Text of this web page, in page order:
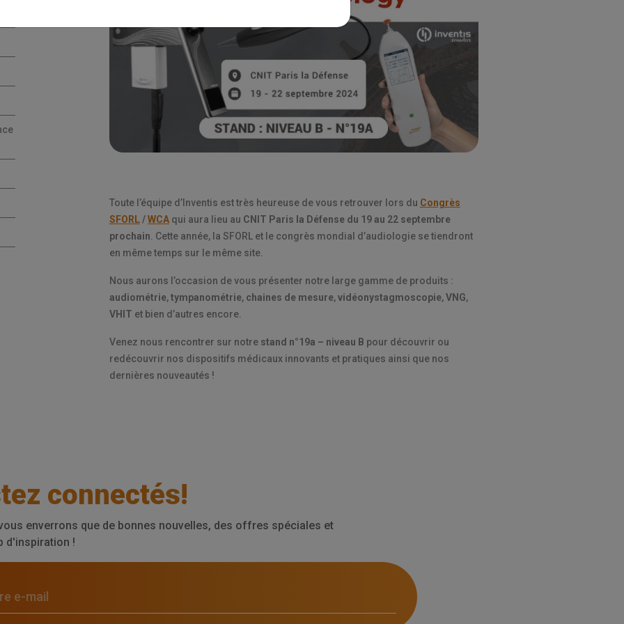
Toute l’équipe d’Inventis est très heureuse de vous retrouver lors du Congrès
SFORL/WCA qui aura lieu au CNIT Paris la Défense du 19 au 22 septembre
prochain . Cette année, la SFORL et le congrès mondial d’audiologie se tiendront
en même temps sur le même site.
Nous aurons l’occasion de vous présenter notre large gamme de produits :
audiométrie,tympanométrie, chaines de mesure,vidéonystagmoscopie,VNG,
VHIT et bien d’autres encore.
Venez nous rencontrer sur notre stand n°19a – niveau B pour découvrir ou
redécouvrir nos dispositifs médicaux innovants et pratiques ainsi que nos
dernières nouveautés !
connectés!
enverrons que de bonnes nouvelles, des offres spéciales et
d'inspiration !